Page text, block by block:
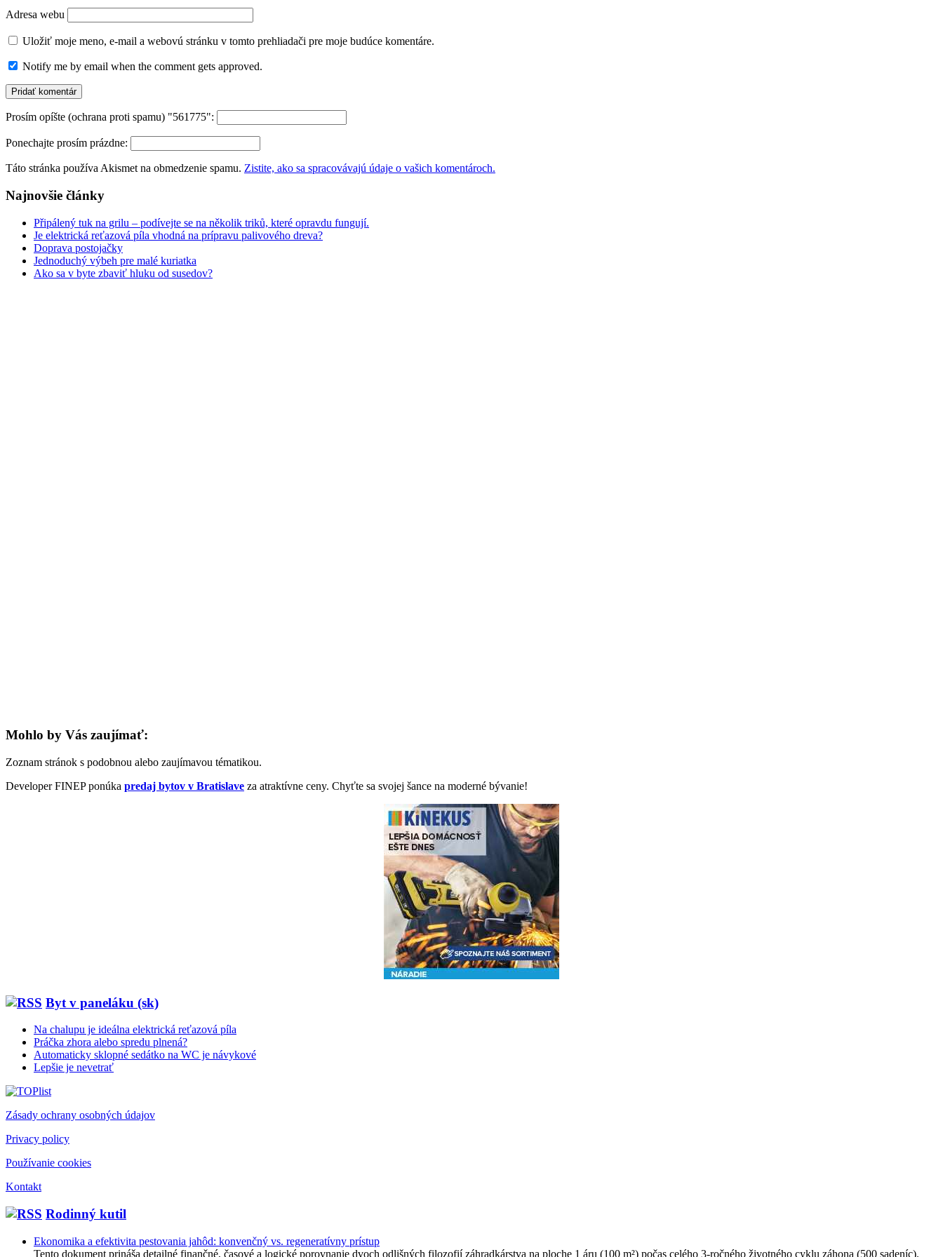
Adresa webu
Uložiť moje meno, e-mail a webovú stránku v tomto prehliadači pre moje budúce komentáre.
Notify me by email when the comment gets approved.
Prosím opíšte (ochrana proti spamu) "561775":
Ponechajte prosím prázdne:
Táto stránka používa Akismet na obmedzenie spamu. Zistite, ako sa spracovávajú údaje o vašich komentároch.
Najnovšie články
Připálený tuk na grilu – podívejte se na několik triků, které opravdu fungují.
Je elektrická reťazová píla vhodná na prípravu palivového dreva?
Doprava postojačky
Jednoduchý výbeh pre malé kuriatka
Ako sa v byte zbaviť hluku od susedov?
Mohlo by Vás zaujímať:
Zoznam stránok s podobnou alebo zaujímavou tématikou.
Developer FINEP ponúka predaj bytov v Bratislave za atraktívne ceny. Chyťte sa svojej šance na moderné bývanie!
Byt v paneláku (sk)
Na chalupu je ideálna elektrická reťazová píla
Práčka zhora alebo spredu plnená?
Automaticky sklopné sedátko na WC je návykové
Lepšie je nevetrať
Zásady ochrany osobných údajov
Privacy policy
Používanie cookies
Kontakt
Rodinný kutil
Ekonomika a efektivita pestovania jahôd: konvenčný vs. regeneratívny prístup
Tento dokument prináša detailné finančné, časové a logické porovnanie dvoch odlišných filozofií záhradkárstva na ploche 1 áru (100 m²) počas celého 3-ročného životného cyklu záhona (500 sadeníc).